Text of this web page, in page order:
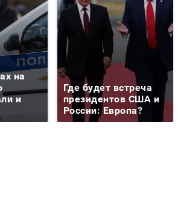
на
и
Где будет встреча
президентов США и
России: Европа?